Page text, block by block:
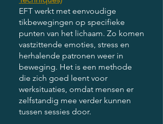
EFT werkt met eenvoudige
tikbewegingen op specifieke
punten van het lichaam. Zo komen
vastzittende emoties, stress en
herhalende patronen weer in
beweging. Het is een methode
die zich goed leent voor
werksituaties, omdat mensen er
zelfstandig mee verder kunnen
tussen sessies door.